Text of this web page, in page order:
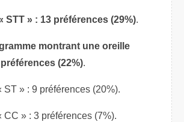
STT » : 13 préférences (29%).
montrant une oreille
(22%).
ST » : 9 préférences (20%).
CC » : 3 préférences (7%).